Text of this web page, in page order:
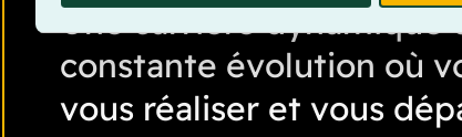
Une carrière dynamique
constante évolution où
vous réaliser et vous